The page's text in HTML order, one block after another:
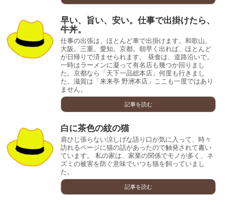
早い、旨い、安い。仕事で出掛けたら、
牛丼。
仕事の出張は、ほとんど車で出掛けます。和歌山。
大阪。三重。愛知。京都。朝早く出れば、ほとんど
が日帰りで済ませられます。 昼食は、道路沿いで。
一時はラーメンに凝って有名店も幾つか回りまし
た。京都なら「天下一品総本店」何度も行きまし
た。滋賀は「来来亭 野洲本店」ここも一度ではあり
ません。
記事を読む
白に茶色の紋の猫
肩ひじ張らない涼しげな語り口が気に入って、時々
訪れるページに猫の話があったので触発されて書い
ています。 私の家は、家業の関係でモノが多く、ネ
ズミの被害を防ぐ意味でいつも猫を飼っていまし
た。
記事を読む